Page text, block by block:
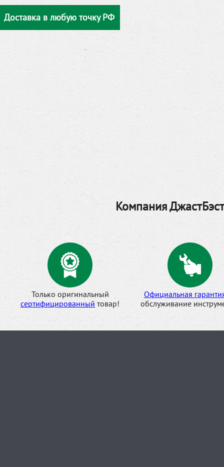
Доставка в любую точку РФ
Компания
Только оригинальный
сертифицированный товар!
Официальная
обслуживание